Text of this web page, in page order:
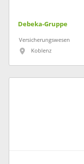
Debeka-Gruppe
Versicherungswesen
Koblenz